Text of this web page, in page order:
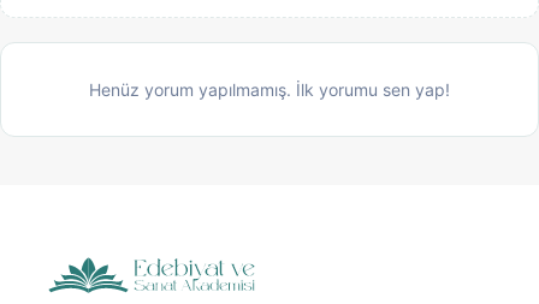
Henüz yorum yapılmamış. İlk yorumu sen yap!